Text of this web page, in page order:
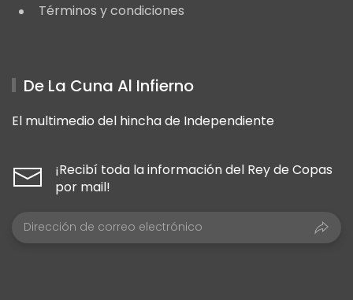
Términos y condiciones
De La Cuna Al Infierno
El multimedio del hincha de Independiente
¡Recibí toda la información del Rey de Copas
por mail!